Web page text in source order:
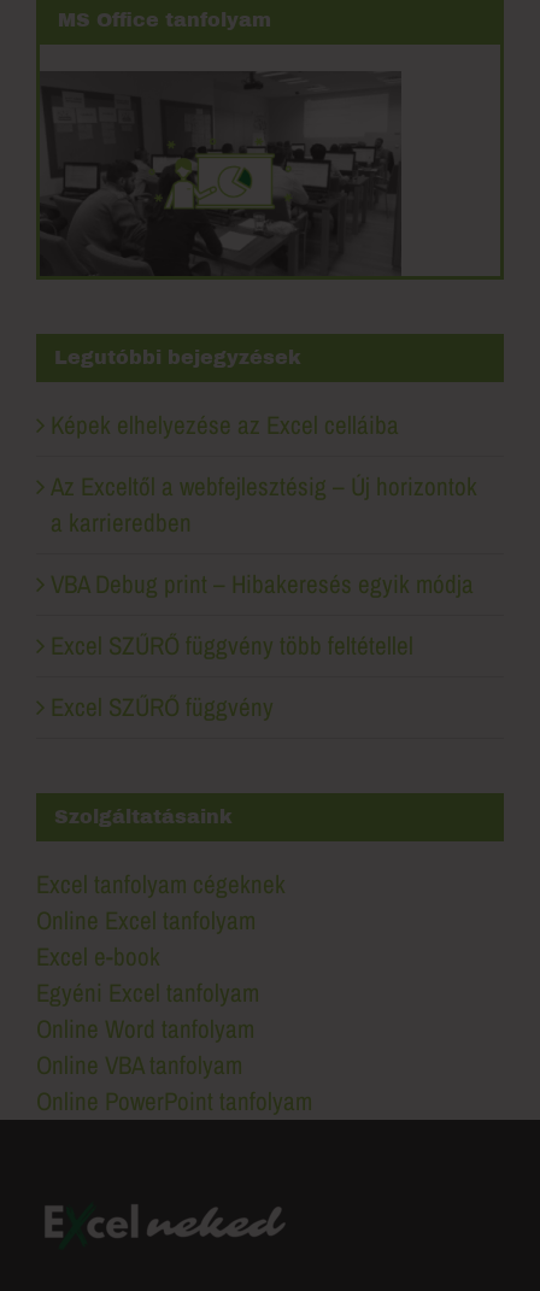
MS Office tanfolyam
Legutóbbi bejegyzések
Képek elhelyezése az Excel celláiba
Az Exceltől a webfejlesztésig – Új horizontok
a karrieredben
VBA Debug print – Hibakeresés egyik módja
Excel SZŰRŐ függvény több feltétellel
Excel SZŰRŐ függvény
Szolgáltatásaink
Excel tanfolyam cégeknek
Online Excel tanfolyam
Excel e-book
Egyéni Excel tanfolyam
Online Word tanfolyam
Online VBA tanfolyam
Online PowerPoint tanfolyam